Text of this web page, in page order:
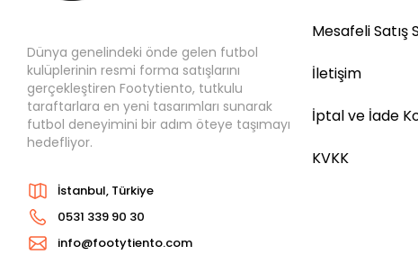
Dünya genelindeki önde gelen futbol
kulüplerinin resmi forma satışlarını
gerçekleştiren Footytiento, tutkulu
taraftarlara en yeni tasarımları sunarak
futbol deneyimini bir adım öteye taşımayı
hedefliyor.
İstanbul, Türkiye
0531 339 90 30
info@footytiento.com
Mesafeli Satış
İletişim
İptal ve İade
KVKK